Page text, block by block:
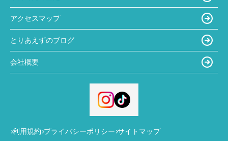
アクセスマップ
とりあえずのブログ
会社概要
利用規約 プライバシーポリシー サイトマップ